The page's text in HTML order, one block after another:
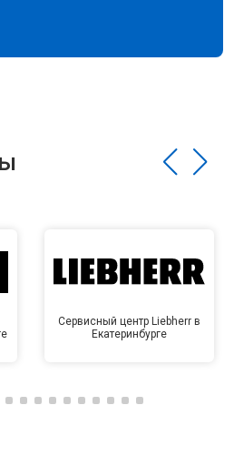
Сервисный центр Liebherr в
Екатеринбурге